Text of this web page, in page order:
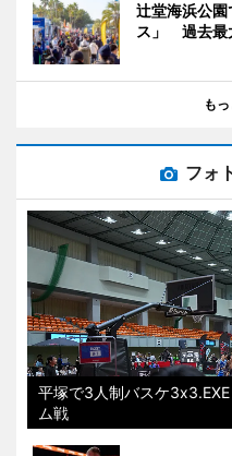
辻堂海浜公
ス」 過去最
も
フォ
平塚で3人制バスケ
ム戦